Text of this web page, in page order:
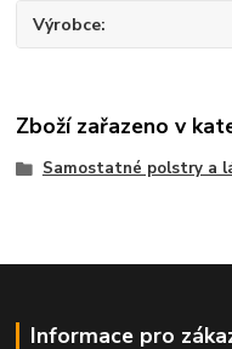
Výrobce
Zboží zařazeno v
Samostatné polstry a
Informace pro